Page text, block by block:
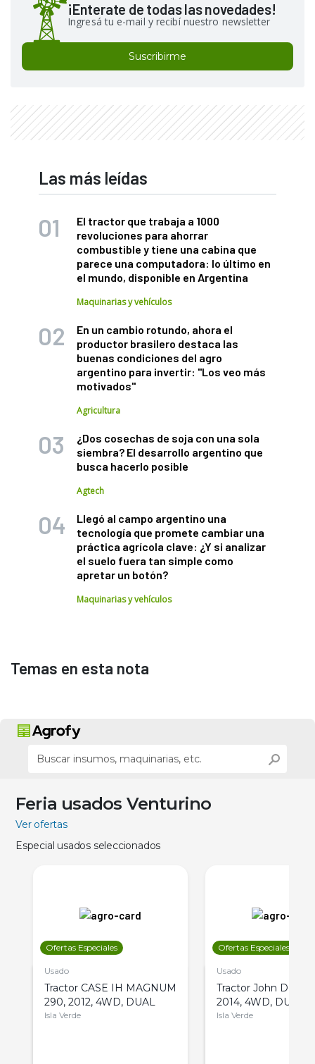
¡Enterate de todas las novedades!
Ingresá tu e-mail y recibí nuestro newsletter
Suscribirme
Las más leídas
El tractor que trabaja a 1000
revoluciones para ahorrar
combustible y tiene una cabina que
parece una computadora: lo último en
el mundo, disponible en Argentina
Maquinarias y vehículos
En un cambio rotundo, ahora el
productor brasilero destaca las
buenas condiciones del agro
argentino para invertir: "Los veo más
motivados"
Agricultura
¿Dos cosechas de soja con una sola
siembra? El desarrollo argentino que
busca hacerlo posible
Agtech
Llegó al campo argentino una
tecnología que promete cambiar una
práctica agrícola clave: ¿Y si analizar
el suelo fuera tan simple como
apretar un botón?
Maquinarias y vehículos
Temas en esta nota
Feria usados Venturino
Ver ofertas
Especial usados seleccionados
Ofertas Especiales
Usado
Tractor CASE IH MAGNUM
290, 2012, 4WD, DUAL
Isla Verde
Ofertas Especiales
Usado
Tractor John Deere
2014, 4WD, DUAL
Isla Verde